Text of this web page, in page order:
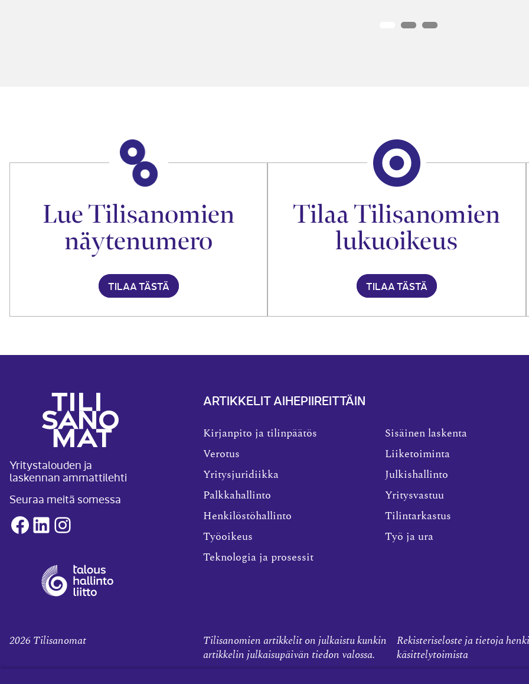
Lue Tilisanomien
näytenumero
TILAA TÄSTÄ
Tilaa Tilisanomien
lukuoikeus
TILAA TÄSTÄ
Yritystalouden ja
laskennan ammattilehti
Seuraa meitä somessa
Facebook
LinkedInInstagram
ARTIKKELIT AIHEPIIREITTÄIN
Kirjanpito ja tilinpäätös
Verotus
Yritysjuridiikka
Palkkahallinto
Henkilöstöhallinto
Työoikeus
Teknologia ja prosessit
Sisäinen laskenta
Liiketoiminta
Julkishallinto
Yritysvastuu
Tilintarkastus
Työ ja ura
2026 Tilisanomat
Tilisanomien artikkelit on julkaistu kunkin
artikkelin julkaisupäivän tiedon valossa.
Rekisteriseloste ja tietoja
käsittelytoimista